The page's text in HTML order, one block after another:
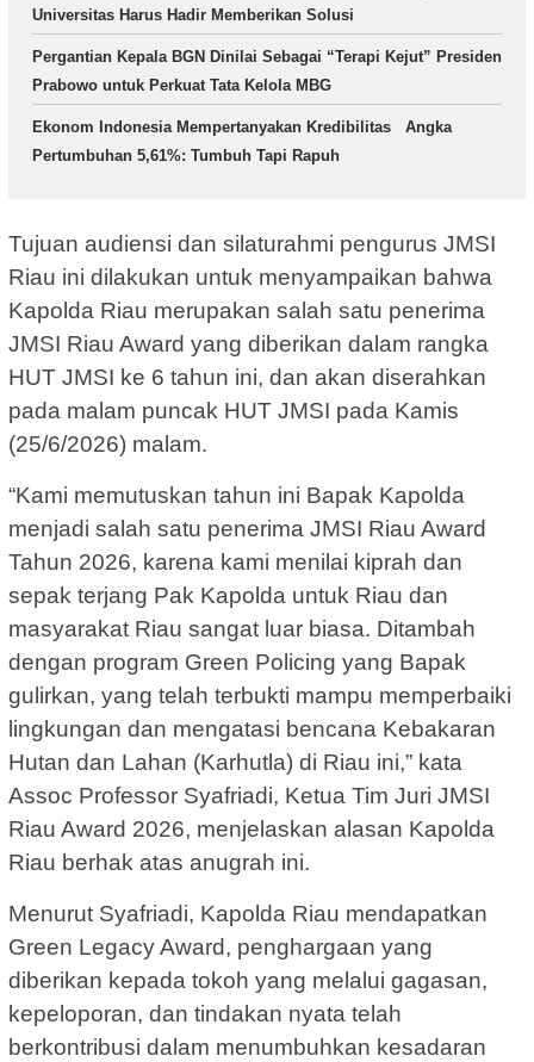
Universitas Harus Hadir Memberikan Solusi
Pergantian Kepala BGN Dinilai Sebagai “Terapi Kejut” Presiden
Prabowo untuk Perkuat Tata Kelola MBG
Ekonom Indonesia Mempertanyakan Kredibilitas Angka
Pertumbuhan 5,61%: Tumbuh Tapi Rapuh
Tujuan audiensi dan silaturahmi pengurus JMSI
Riau ini dilakukan untuk menyampaikan bahwa
Kapolda Riau merupakan salah satu penerima
JMSI Riau Award yang diberikan dalam rangka
HUT JMSI ke 6 tahun ini, dan akan diserahkan
pada malam puncak HUT JMSI pada Kamis
(25/6/2026) malam.
“Kami memutuskan tahun ini Bapak Kapolda
menjadi salah satu penerima JMSI Riau Award
Tahun 2026, karena kami menilai kiprah dan
sepak terjang Pak Kapolda untuk Riau dan
masyarakat Riau sangat luar biasa. Ditambah
dengan program Green Policing yang Bapak
gulirkan, yang telah terbukti mampu memperbaiki
lingkungan dan mengatasi bencana Kebakaran
Hutan dan Lahan (Karhutla) di Riau ini,” kata
Assoc Professor Syafriadi, Ketua Tim Juri JMSI
Riau Award 2026, menjelaskan alasan Kapolda
Riau berhak atas anugrah ini.
Menurut Syafriadi, Kapolda Riau mendapatkan
Green Legacy Award, penghargaan yang
diberikan kepada tokoh yang melalui gagasan,
kepeloporan, dan tindakan nyata telah
berkontribusi dalam menumbuhkan kesadaran